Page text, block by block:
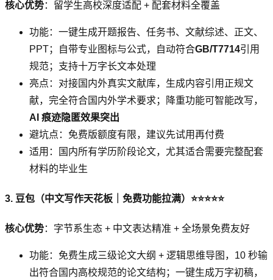
核心优势：留学生高校深度适配 + 配套材料全覆盖
功能：一键生成开题报告、任务书、文献综述、正文、
PPT；自带专业图标与公式，自动符合GB/T7714引用
规范；支持十万字长文本处理
亮点：对接国内外真实文献库，生成内容引用正规文
献，完全符合国内外学术要求；降重功能可智能改写，
AI 痕迹隐匿效果突出
避坑点：免费版额度有限，建议先试用再付费
适用：国内所有学历阶段论文，尤其适合需要完整配套
材料的毕业生
3. 豆包（中文写作天花板｜免费功能拉满）⭐⭐⭐⭐⭐
核心优势：字节系生态 + 中文表达精准 + 全场景免费友好
功能：免费生成三级论文大纲 + 逻辑思维导图，10 秒输
出符合国内高校规范的论文结构；一键生成万字初稿，